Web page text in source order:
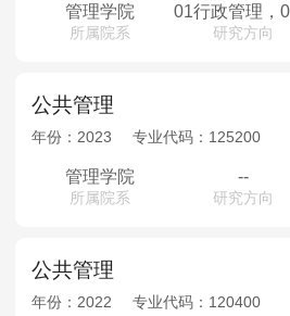
管理学院
所属院系 研究方向
公共管理
年份： 2023 专业代码： 125200
管理学院
所属院系
--
研究方向
公共管理
年份： 2022 专业代码： 120400